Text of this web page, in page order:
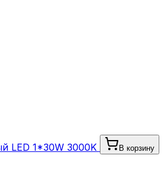
LED 1*30W 3000K
В корзину